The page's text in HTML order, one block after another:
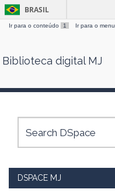
Skip
BRASIL
Ir para o conteúdo 1 Ir para o menu
Biblioteca digital MJ
DSPACE MJ